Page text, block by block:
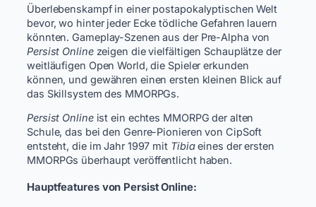
Überlebenskampf in einer postapokalyptischen Welt
bevor, wo hinter jeder Ecke tödliche Gefahren lauern
könnten. Gameplay-Szenen aus der Pre-Alpha von
Persist Onlinezeigen die vielfältigen Schauplätze der
weitläufigen Open World, die Spieler erkunden
können, und gewähren einen ersten kleinen Blick auf
das Skillsystem des MMORPGs.
Persist Online ist ein echtes MMORPG der alten
Schule, das bei den Genre-Pionieren von CipSoft
entsteht, die im Jahr 1997 mit Tibiaeines der ersten
MMORPGs überhaupt veröffentlicht haben.
Hauptfeatures von Persist Online: